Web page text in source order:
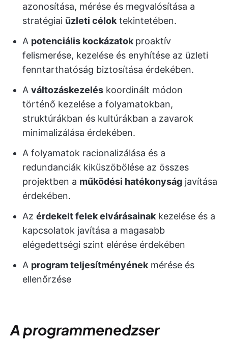
azonosítása, mérése és megvalósítása a
stratégiai üzleti célok tekintetében.
A potenciális kockázatok proaktív
felismerése, kezelése és enyhítése az üzleti
fenntarthatóság biztosítása érdekében.
A változáskezelés koordinált módon
történő kezelése a folyamatokban,
struktúrákban és kultúrákban a zavarok
minimalizálása érdekében.
A folyamatok racionalizálása és a
redundanciák kiküszöbölése az összes
projektben a működési hatékonyság javítása
érdekében.
Az érdekelt felek elvárásainak kezelése és a
kapcsolatok javítása a magasabb
elégedettségi szint elérése érdekében
A program teljesítményének mérése és
ellenőrzése
A programmenedzser